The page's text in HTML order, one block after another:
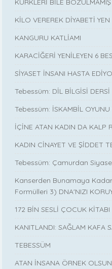
KÜRKLERİ BİLE
KİLO VEREREK DİYABETİ YEN
KANGURU KATLİAMI
KARACİĞERİ YENİLEYEN 6
SİYASET İNSANI HASTA
Tebessüm: DİL BİLGİSİ DERSİ
Tebessüm: İSKAMBİL OYUNU
İÇİNE ATAN KADIN DA KALP
KADIN CİNAYET VE ŞİDDET
Tebessüm: Çamurdan
Kanserden Bunamaya
Formülleri 3) DNA'NIZI
172 BİN SESLİ ÇOCUK KİTABI
KANITLANDI: SAĞLAM KAFA
TEBESSÜM
ATAN İNSANA ÖRNEK OLSUN